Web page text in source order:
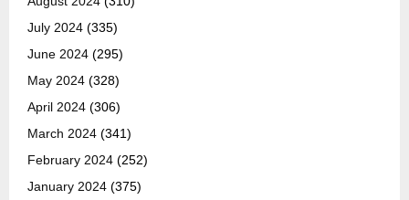
July 2024 (335)
June 2024 (295)
May 2024 (328)
April 2024 (306)
March 2024 (341)
February 2024 (252)
January 2024 (375)